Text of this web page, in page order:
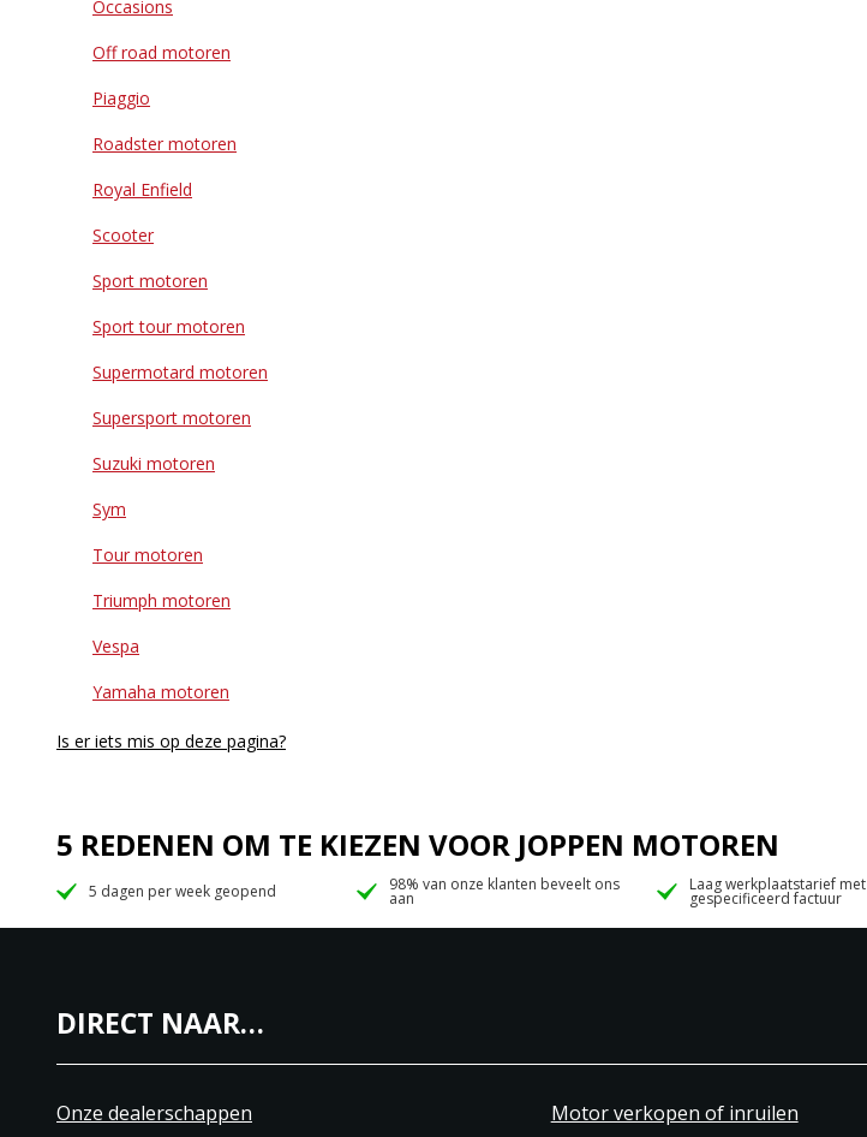
Occasions
Off road motoren
Piaggio
Roadster motoren
Royal Enfield
Scooter
Sport motoren
Sport tour motoren
Supermotard motoren
Supersport motoren
Suzuki motoren
Sym
Tour motoren
Triumph motoren
Vespa
Yamaha motoren
Is er iets mis op deze pagina?
5 REDENEN OM TE KIEZEN VOOR JOPPEN MOTOREN
5 dagen per week geopend 98% van onze klanten beveelt ons
aan
Laag werkplaatstarief met
gespecificeerd factuur
DIRECT NAAR…
Onze dealerschappen Motor verkopen of inruilen